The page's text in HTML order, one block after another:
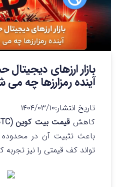
بازار ارزهای
آینده رمزارزها چه
تاریخ انتشار:۱۴۰۴/۰۳/۱۰
کاهشقیمت بیت کوین (BTC)
باعث تثبیت آن در
تواند کف قیمتی را نیز تجربه